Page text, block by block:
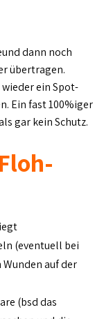
dann noch
übertragen.
ein Spot-
Ein fast 100%iger
gar kein Schutz.
(eventuell bei
auf der
(bsd das